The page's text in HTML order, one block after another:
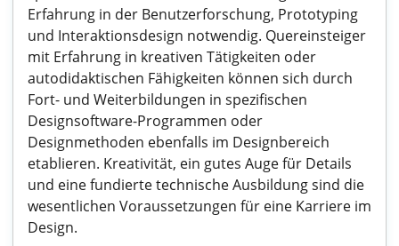
Erfahrung in der Benutzerforschung, Prototyping
und Interaktionsdesign notwendig. Quereinsteiger
mit Erfahrung in kreativen Tätigkeiten oder
autodidaktischen Fähigkeiten können sich durch
Fort- und Weiterbildungen in spezifischen
Designsoftware-Programmen oder
Designmethoden ebenfalls im Designbereich
etablieren. Kreativität, ein gutes Auge für Details
und eine fundierte technische Ausbildung sind die
wesentlichen Voraussetzungen für eine Karriere im
Design.